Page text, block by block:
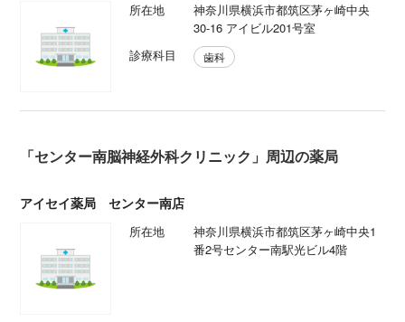
所在地
神奈川県横浜市都筑区茅ヶ崎中央
30-16 アイビル201号室
診療科目
歯科
「センター南脳神経外科クリニック」周辺の薬局
アイセイ薬局 センター南店
所在地
神奈川県横浜市都筑区茅ヶ崎中央1
番2号センター南駅光ビル4階